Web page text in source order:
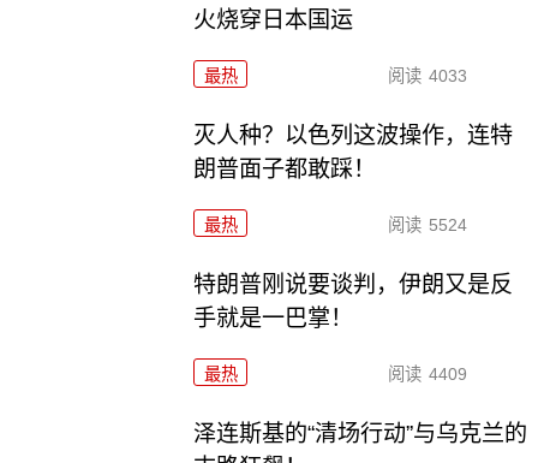
火烧穿日本国运
最热 阅读 4033
灭人种？以色列这波操作，连特
朗普面子都敢踩！
最热 阅读 5524
特朗普刚说要谈判，伊朗又是反
手就是一巴掌！
最热 阅读 4409
泽连斯基的“清场行动”与乌克兰的